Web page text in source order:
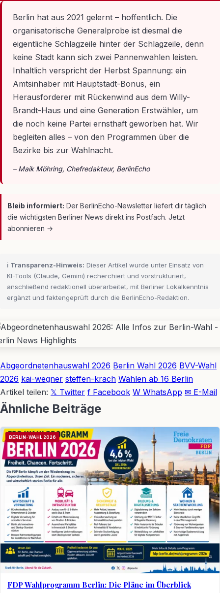
Berlin hat aus 2021 gelernt – hoffentlich. Die
organisatorische Generalprobe ist diesmal die
eigentliche Schlagzeile hinter der Schlagzeile, denn
keine Stadt kann sich zwei Pannenwahlen leisten.
Inhaltlich verspricht der Herbst Spannung: ein
Amtsinhaber mit Hauptstadt-Bonus, ein
Herausforderer mit Rückenwind aus dem Willy-
Brandt-Haus und eine Generation Erstwähler, um
die noch keine Partei ernsthaft geworben hat. Wir
begleiten alles – von den Programmen über die
Bezirke bis zur Wahlnacht.
– Maik Möhring, Chefredakteur, BerlinEcho
Bleib informiert: Der BerlinEcho-Newsletter liefert dir täglich
die wichtigsten Berliner News direkt ins Postfach. Jetzt
abonnieren →
ℹ️ Transparenz-Hinweis: Dieser Artikel wurde unter Einsatz von
KI-Tools (Claude, Gemini) recherchiert und vorstrukturiert,
anschließend redaktionell überarbeitet, mit Berliner Lokalkenntnis
ergänzt und faktengeprüft durch die BerlinEcho-Redaktion.
Abgeordnetenhauswahl 2026 Berlin Wahl 2026 BVV-Wahl
2026 kai-wegner steffen-krach Wählen ab 16 Berlin
Artikel teilen: 𝕏 Twitter f Facebook W WhatsApp ✉ E-Mail
Ähnliche Beiträge
BERLIN-WAHL 2026
FDP Wahlprogramm Berlin: Die Pläne im Überblick